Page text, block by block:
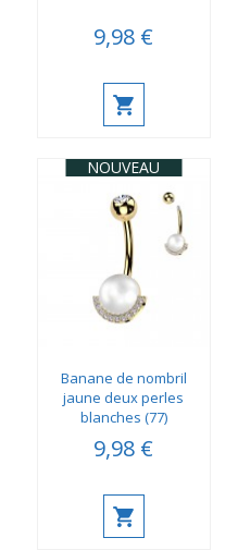
9,98 €
NOUVEAU
Banane de nombril
jaune deux perles
blanches (77)
9,98 €